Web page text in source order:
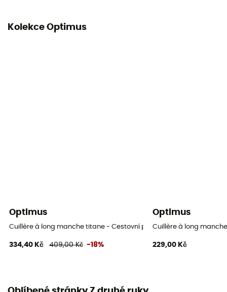
Kolekce Optimus
Optimus
Cuillère à long manche titane - Cestovní příbory
334,40 Kč 409,00 Kč -18%
Optimus
Cuillère à long
229,00 Kč